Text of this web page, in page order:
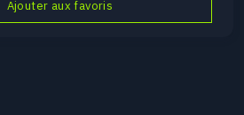
Ajouter aux favoris